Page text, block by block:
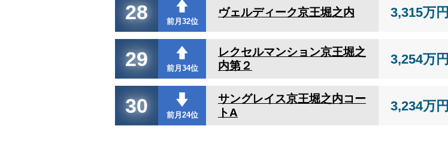
28 前月32位
ヴェルディーク京王堀之内 3,315万円
29 前月34位
レクセルマンション京王堀之
内第２
3,254万円
30 前月24位
サングレイス京王堀之内コー
トA
3,234万円